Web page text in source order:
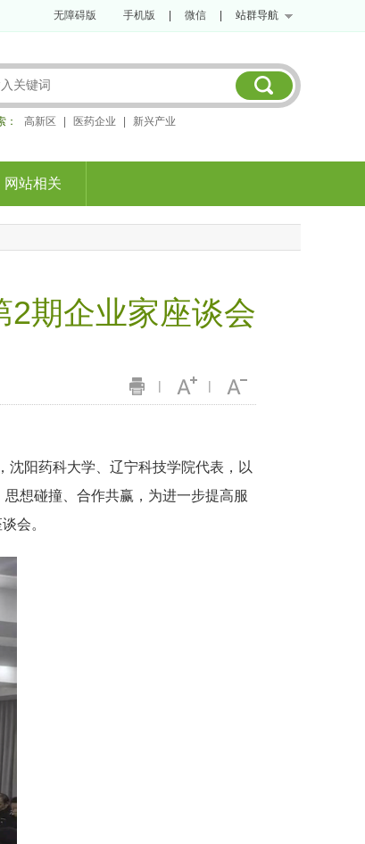
站群导航
无障碍版 手机版 微信
： 高新区 医药企业 新兴产业
网站相关
期企业家座谈会
|
|
沈阳药科大学、辽宁科技学院代表，以
想碰撞、合作共赢，为进一步提高服
会。